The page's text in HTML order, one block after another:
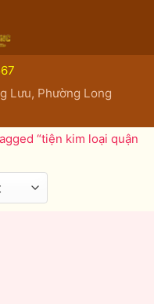
Lưu, Phường Long
“tiện kim loại quận